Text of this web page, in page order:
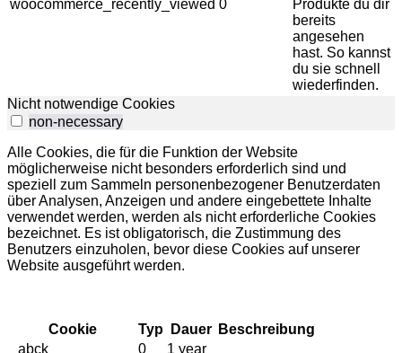
woocommerce_recently_viewed 0
Produkte du dir
bereits
angesehen
hast. So kannst
du sie schnell
wiederfinden.
Nicht notwendige Cookies
non-necessary
Alle Cookies, die für die Funktion der Website
möglicherweise nicht besonders erforderlich sind und
speziell zum Sammeln personenbezogener Benutzerdaten
über Analysen, Anzeigen und andere eingebettete Inhalte
verwendet werden, werden als nicht erforderliche Cookies
bezeichnet. Es ist obligatorisch, die Zustimmung des
Benutzers einzuholen, bevor diese Cookies auf unserer
Website ausgeführt werden.
Cookie Typ Dauer
Beschreibung
_abck
0 1 year